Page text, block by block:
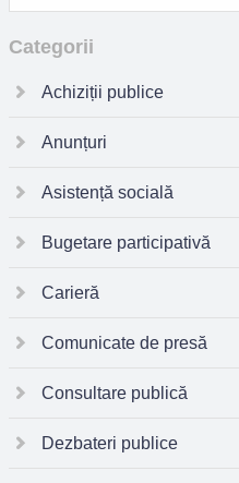
Categorii
Achiziții publice
Anunțuri
Asistență socială
Bugetare participativă
Carieră
Comunicate de presă
Consultare publică
Dezbateri publice